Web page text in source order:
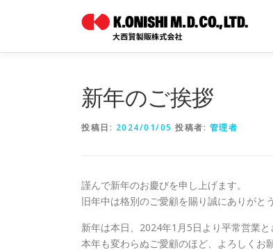
ン
新年のご挨拶
投稿日: 2024/01/05 投稿者: 管理者
謹んで新年のお慶びを申し上げます。
旧年中は格別のご愛顧を賜り誠にありがと
新年は本日、2024年1月5日より平常営業と
本年も変わらぬご愛顧のほど、よろしくお